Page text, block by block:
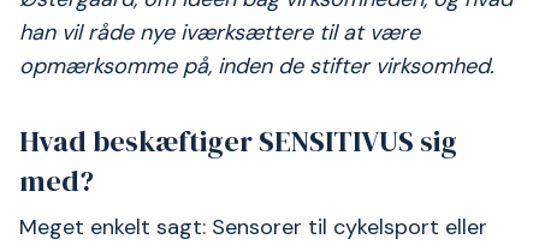
han vil råde nye iværksættere til at være
opmærksomme på, inden de stifter virksomhed.
Hvad beskæftiger SENSITIVUS sig
med?
Meget enkelt sagt: Sensorer til cykelsport eller